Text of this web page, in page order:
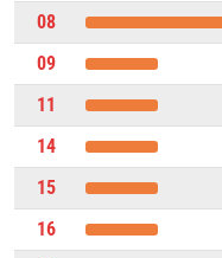
08
09
11
14
15
16